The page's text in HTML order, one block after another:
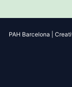
PAH Barcelona |